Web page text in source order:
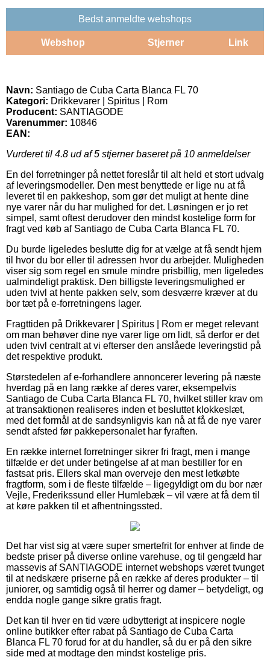
Bedst anmeldte webshops
Webshop Stjerner Link
Navn: Santiago de Cuba Carta Blanca FL 70
Kategori: Drikkevarer | Spiritus | Rom
Producent: SANTIAGODE
Varenummer: 10846
EAN:
Vurderet til 4.8 ud af 5 stjerner baseret på 10 anmeldelser
En del forretninger på nettet foreslår til alt held et stort udvalg
af leveringsmodeller. Den mest benyttede er lige nu at få
leveret til en pakkeshop, som gør det muligt at hente dine
nye varer når du har mulighed for det. Løsningen er jo ret
simpel, samt oftest derudover den mindst kostelige form for
fragt ved køb af Santiago de Cuba Carta Blanca FL 70.
Du burde ligeledes beslutte dig for at vælge at få sendt hjem
til hvor du bor eller til adressen hvor du arbejder. Muligheden
viser sig som regel en smule mindre prisbillig, men ligeledes
ualmindeligt praktisk. Den billigste leveringsmulighed er
uden tvivl at hente pakken selv, som desværre kræver at du
bor tæt på e-forretningens lager.
Fragttiden på Drikkevarer | Spiritus | Rom er meget relevant
om man behøver dine nye varer lige om lidt, så derfor er det
uden tvivl centralt at vi efterser den anslåede leveringstid på
det respektive produkt.
Størstedelen af e-forhandlere annoncerer levering på næste
hverdag på en lang række af deres varer, eksempelvis
Santiago de Cuba Carta Blanca FL 70, hvilket stiller krav om
at transaktionen realiseres inden et besluttet klokkeslæt,
med det formål at de sandsynligvis kan nå at få de nye varer
sendt afsted før pakkepersonalet har fyraften.
En række internet forretninger sikrer fri fragt, men i mange
tilfælde er det under betingelse af at man bestiller for en
fastsat pris. Ellers skal man overveje den mest letkøbte
fragtform, som i de fleste tilfælde – ligegyldigt om du bor nær
Vejle, Frederikssund eller Humlebæk – vil være at få dem til
at køre pakken til et afhentningssted.
Det har vist sig at være super smertefrit for enhver at finde de
bedste priser på diverse online varehuse, og til gengæld har
massevis af SANTIAGODE internet webshops været tvunget
til at nedskære priserne på en række af deres produkter – til
juniorer, og samtidig også til herrer og damer – betydeligt, og
endda nogle gange sikre gratis fragt.
Det kan til hver en tid være udbytterigt at inspicere nogle
online butikker efter rabat på Santiago de Cuba Carta
Blanca FL 70 forud for at du handler, så du er på den sikre
side med at modtage den mindst kostelige pris.